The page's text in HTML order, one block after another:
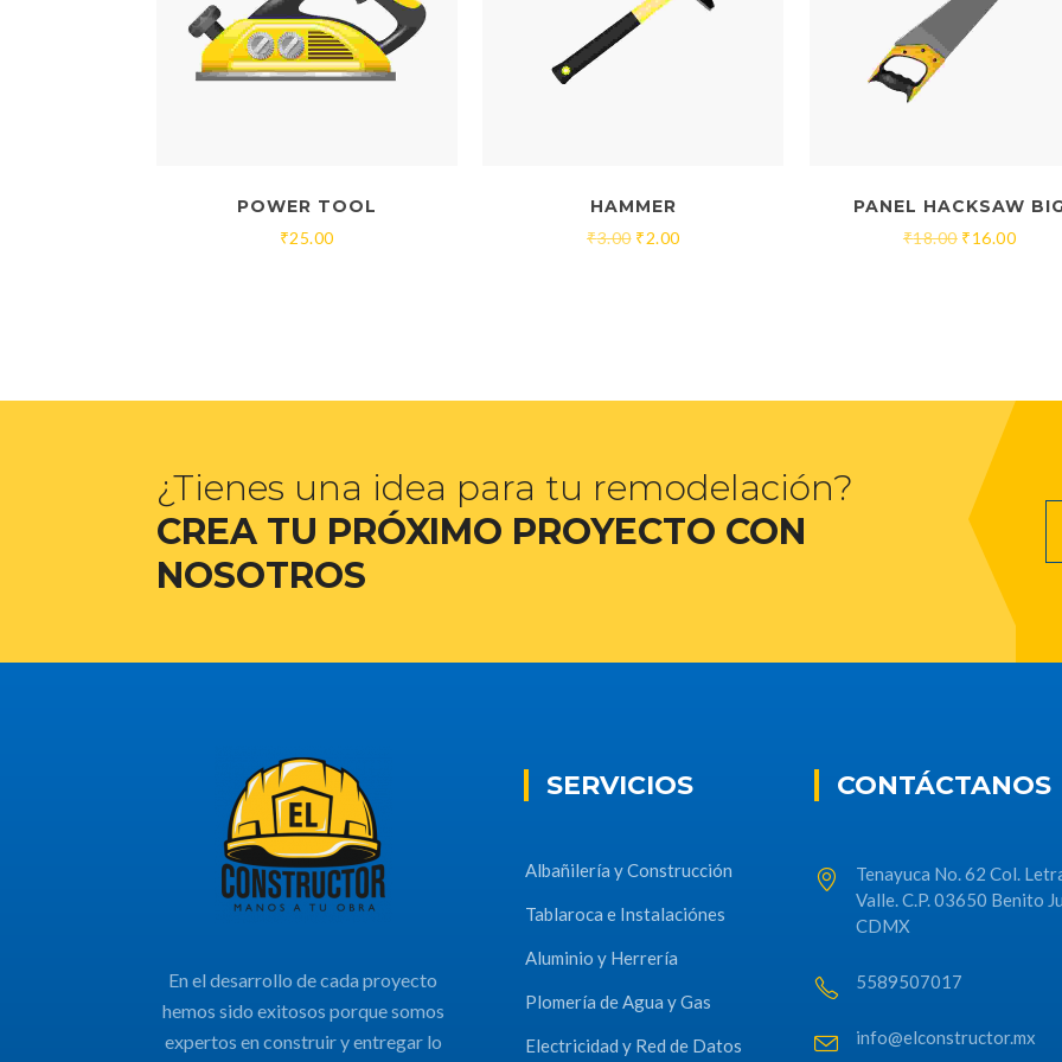
POWER TOOL
₹25.00
HAMMER
₹3.00 ₹2.00
PANEL HACKSAW
₹18.00 ₹16.00
¿Tienes una idea para tu remodelación?
CREA TU PRÓXIMO PROYECTO CON
NOSOTROS
En el desarrollo de cada proyecto
hemos sido exitosos porque somos
expertos en construir y entregar lo
SERVICIOS
Albañilería y Construcción
Tablaroca e Instalaciónes
Aluminio y Herrería
Plomería de Agua y Gas
Electricidad y Red de Datos
CONTÁCTANOS
Tenayuca No. 62 Col.
Valle. C.P. 03650 Benito
CDMX
5589507017
info@elconstructor.mx